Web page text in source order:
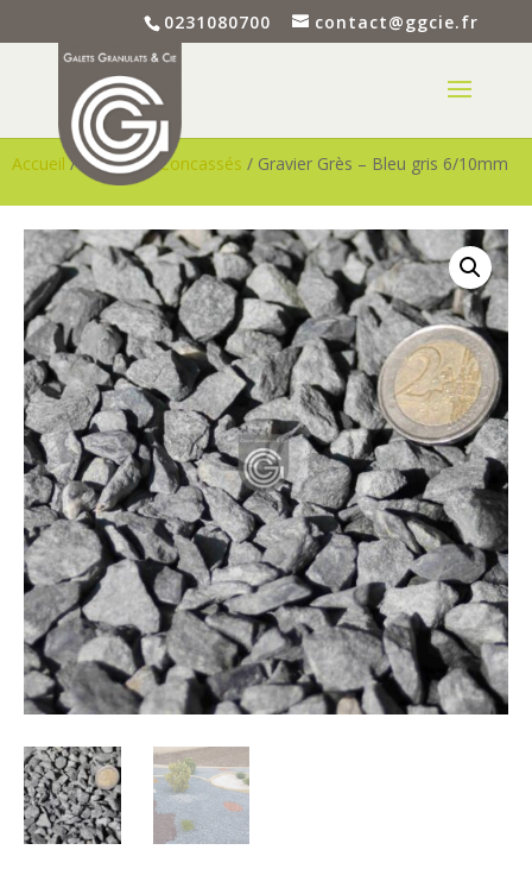
0231080700 contact@ggcie.fr
Accueil/Graviers/Concassés / Gravier Grès – Bleu gris 6/10mm